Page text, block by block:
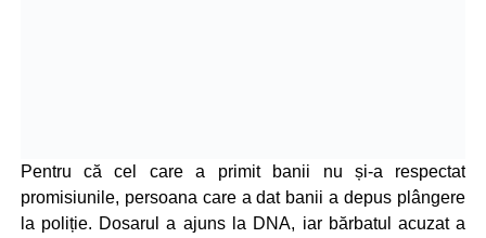
Pentru că cel care a primit banii nu și-a respectat
promisiunile, persoana care a dat banii a depus plângere
la poliție. Dosarul a ajuns la DNA, iar bărbatul acuzat a